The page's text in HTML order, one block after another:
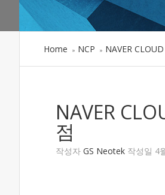
Home » NCP » NAVER
NAVER
점
작성자 GS Neotek 작성일 4